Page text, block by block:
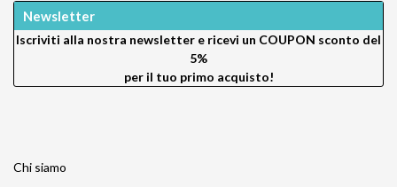
Newsletter
Iscriviti alla nostra newsletter e ricevi un COUPON sconto del
5%
per il tuo primo acquisto!
Chi siamo